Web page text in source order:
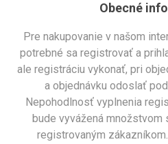
Obecné
Pre nakupovanie v našom
potrebné sa registrovať a
ale registráciu vykonať, pri
a objednávku odoslať
Nepohodlnosť vyplnenia
bude vyvážená množstvom
registrovaným